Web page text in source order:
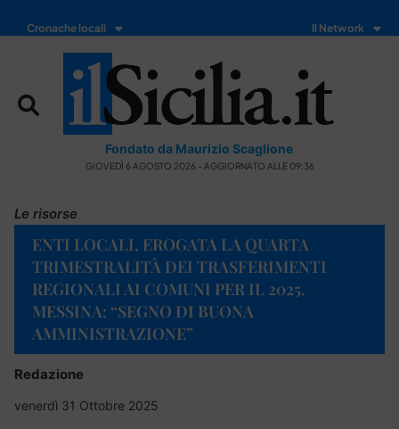
Cronache locali Il Network
Fondato da Maurizio Scaglione
GIOVEDÌ 6 AGOSTO 2026 - AGGIORNATO ALLE 09:36
Le risorse
ENTI LOCALI, EROGATA LA QUARTA
TRIMESTRALITÀ DEI TRASFERIMENTI
REGIONALI AI COMUNI PER IL 2025.
MESSINA: “SEGNO DI BUONA
AMMINISTRAZIONE”
Redazione
venerdì 31 Ottobre 2025